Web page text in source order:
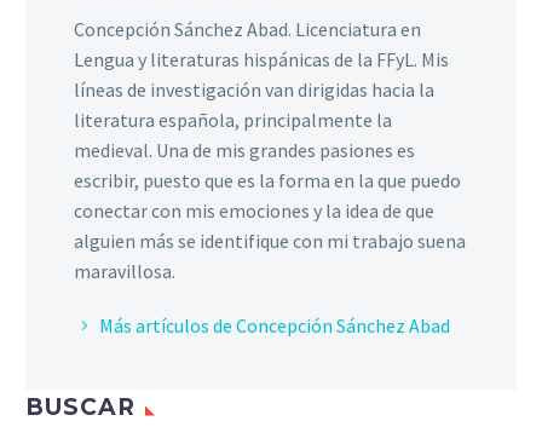
Concepción Sánchez Abad. Licenciatura en
Lengua y literaturas hispánicas de la FFyL. Mis
líneas de investigación van dirigidas hacia la
literatura española, principalmente la
medieval. Una de mis grandes pasiones es
escribir, puesto que es la forma en la que puedo
conectar con mis emociones y la idea de que
alguien más se identifique con mi trabajo suena
maravillosa.
Más artículos de Concepción Sánchez Abad
BUSCAR